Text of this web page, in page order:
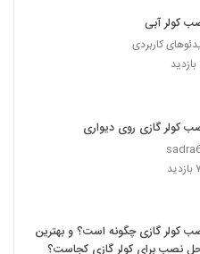
کولر آبی
کاربردی
کولر گازی روی دیواری
کولر گازی چگونه است؟ و بهترین
نصب برای کولر گازی کجاست؟